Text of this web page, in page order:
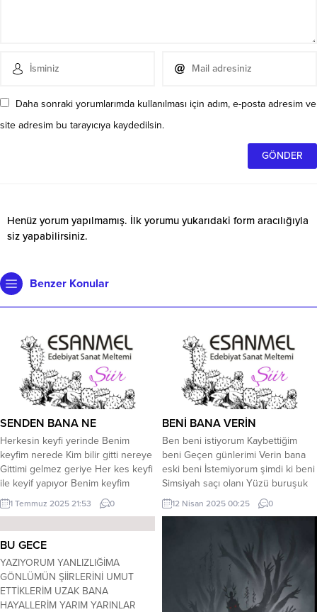
Daha sonraki yorumlarımda kullanılması için adım, e-posta adresim ve
site adresim bu tarayıcıya kaydedilsin.
Henüz yorum yapılmamış. İlk yorumu yukarıdaki form aracılığıyla
siz yapabilirsiniz.
Benzer Konular
SENDEN BANA NE
Herkesin keyfi yerinde Benim
keyfim nerede Kim bilir gitti nereye
Gittimi gelmez geriye Her kes keyfi
ile keyif yapıyor Benim keyfim
yanıma gelmiyor Beni
görmemezlikten geliyor Gittimi geri
keyfime Geziyor hep ellerle Cevap
vermiyor bile Geziyor kendi
keyfinle Keyif yapanları uzaktan
seyrediyorum Seyrederken hep iç
çekiyorum Umutla...
1 Temmuz 2025 21:53 0
BENİ BANA VERİN
Ben beni istiyorum Kaybettiğim
beni Geçen günlerimi Verin bana
eski beni İstemiyorum şimdi ki beni
Simsiyah saçı olanı Yüzü buruşuk
olmayanı Saçında beyazı olmayanı
Ayakları koşanı Kulakları duyanı
beni Alın beyaz saçlarımı Verin
siyah saçlarımı Yürüyen ayaklarımı
Duyan kulaklarımı Gören gözlerimi
12 Nisan 2025 00:25 0
BU GECE
YAZIYORUM YANLIZLIĞİMA
GÖNLÜMÜN ŞİİRLERİNİ UMUT
ETTİKLERİM UZAK BANA
HAYALLERİM YARIM YARINLAR